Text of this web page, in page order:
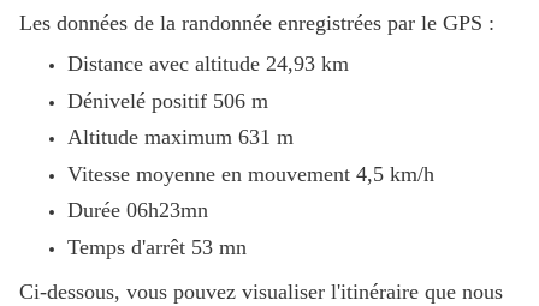
Les données de la randonnée enregistrées par le GPS :
Distance avec altitude 24,93 km
Dénivelé positif 506 m
Altitude maximum 631 m
Vitesse moyenne en mouvement 4,5 km/h
Durée 06h23mn
Temps d'arrêt 53 mn
Ci-dessous, vous pouvez visualiser l'itinéraire que nous